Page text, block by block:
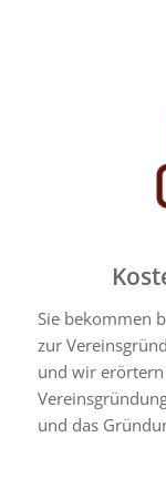
Sie bekommen
zur
und wir
und das